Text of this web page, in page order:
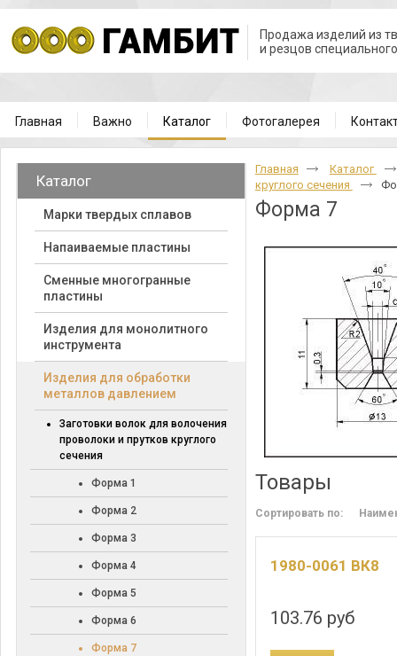
Продажа изделий из
и резцов
Главная Важно Каталог Фотогалерея
Каталог
Марки твердых сплавов
Напаиваемые пластины
Cменные многогранные
пластины
Изделия для монолитного
инструмента
Изделия для обработки
металлов давлением
Заготовки волок для волочения
проволоки и прутков круглого
сечения
Форма 1
Форма 2
Форма 3
Форма 4
Форма 5
Форма 6
Форма 7
Главная
Каталог
круглого сечения
Форма 7
Товары
Сортировать по:
1980-0061 ВК8
103.76 руб